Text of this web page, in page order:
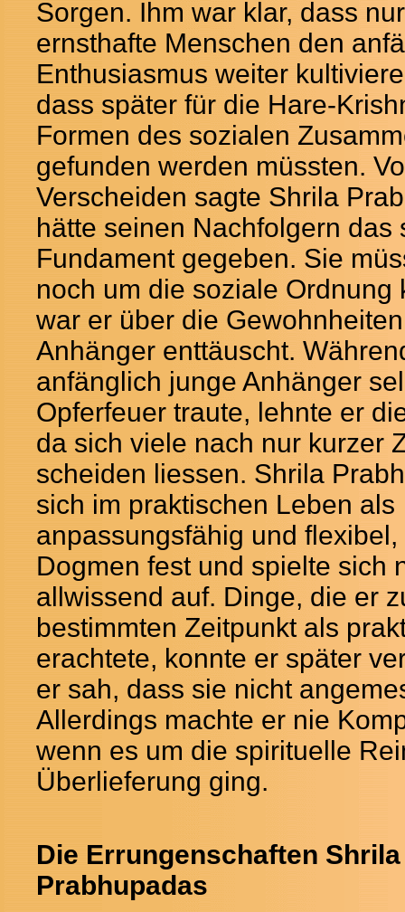
Sorgen. Ihm war klar, dass
ernsthafte Menschen den
Enthusiasmus weiter
dass später für die Hare-
Formen des sozialen
gefunden werden müssten.
Verscheiden sagte Shrila
hätte seinen Nachfolgern das
Fundament gegeben. Sie
noch um die soziale Ordnung
war er über die
Anhänger enttäuscht.
anfänglich junge Anhänger
Opferfeuer traute, lehnte er
da sich viele nach nur kurzer
scheiden liessen. Shrila
sich im praktischen Leben als
anpassungsfähig und
Dogmen fest und spielte sich
allwissend auf. Dinge, die er
bestimmten Zeitpunkt als
erachtete, konnte er später
er sah, dass sie nicht
Allerdings machte er nie
wenn es um die spirituelle
Überlieferung ging.
Die Errungenschaften Shrila
Prabhupadas